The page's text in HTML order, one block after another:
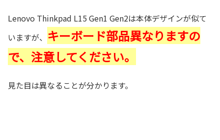
Lenovo Thinkpad L15 Gen1 Gen2は本体デザインが似て
いますが、 キーボード部品異なりますの
で、注意してください。
見た目は異なることが分かります。